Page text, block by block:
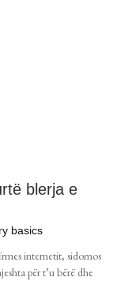
blerja e
basics
internetit, sidomos
për t’u bërë dhe